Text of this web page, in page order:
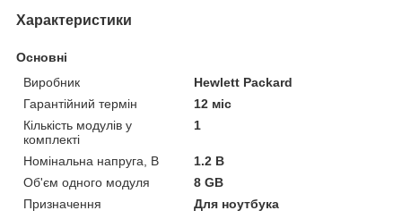
Характеристики
Основні
Виробник
Hewlett Packard
Гарантійний термін
12 міс
Кількість модулів у
комплекті
1
Номінальна напруга, В
1.2 В
Об'єм одного модуля
8 GB
Призначення
Для ноутбука